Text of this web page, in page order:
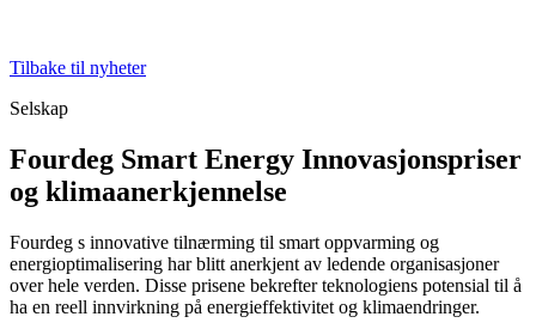
Tilbake til nyheter
Selskap
Fourdeg Smart Energy Innovasjonspriser
og klimaanerkjennelse
Fourdeg s innovative tilnærming til smart oppvarming og
energioptimalisering har blitt anerkjent av ledende organisasjoner
over hele verden. Disse prisene bekrefter teknologiens potensial til å
ha en reell innvirkning på energieffektivitet og klimaendringer.